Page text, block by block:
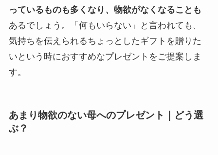
っているものも多くなり、物欲がなくなることも
あるでしょう。「何もいらない」と言われても、
気持ちを伝えられるちょっとしたギフトを贈りた
いという時におすすめなプレゼントをご提案しま
す。
あまり物欲のない母へのプレゼント｜どう選
ぶ？